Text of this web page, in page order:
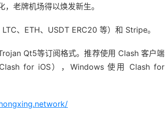
老牌机场得以焕发新生。
、ETH、USDT ERC20 等）和 Stripe。
Qt5等订阅格式。推荐使用 Clash 客户端
for iOS），Windows 使用 Clash for